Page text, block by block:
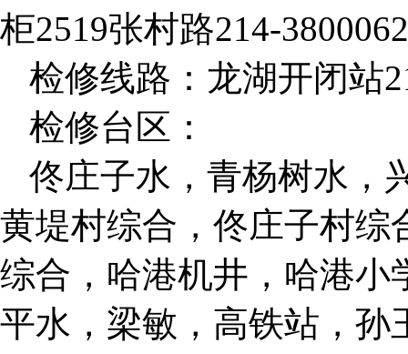
柜2519张村路214-
检修线路：龙湖开闭站
检修台区：
佟庄子水，青杨树水，
黄堤村综合，佟庄子村综
综合，哈港机井，哈港小
平水，梁敏，高铁站，孙